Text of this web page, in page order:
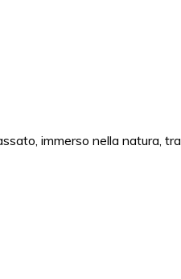
immerso nella natura, tra